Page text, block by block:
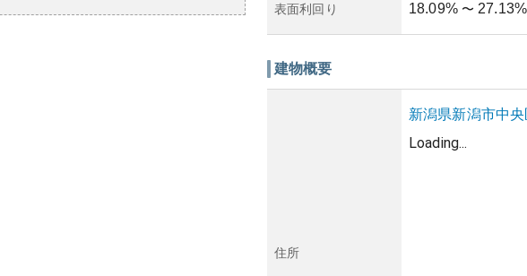
表面利回り 18.09% 〜 27.13%
建物概要
住所
新潟県新潟市中
Loading...